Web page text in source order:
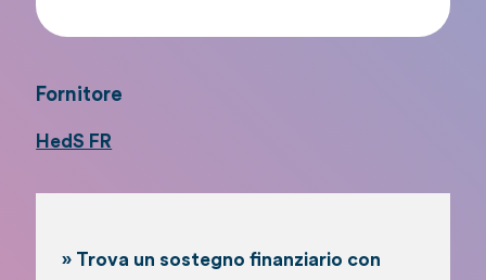
Fornitore
HedS FR
» Trova un sostegno finanziario con